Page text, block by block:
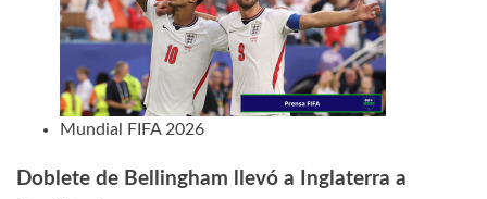
Mundial FIFA 2026
Doblete de Bellingham llevó a Inglaterra a